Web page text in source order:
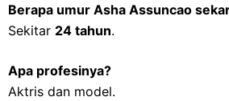
Berapa umur Asha Assuncao
Sekitar 24 tahun.
Apa profesinya?
Aktris dan model.